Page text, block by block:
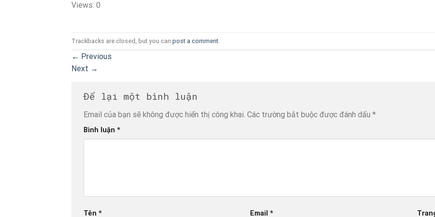
Views: 0
Trackbacks are closed, but you can post a comment
← Previous
Next →
Để lại một bình luận
Email của bạn sẽ không được hiển thị công khai. Các trường bắt buộc được đánh dấu *
Bình luận *
Tên * Email*